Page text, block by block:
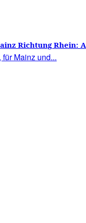
Richtung Rhein:
die Mainzer